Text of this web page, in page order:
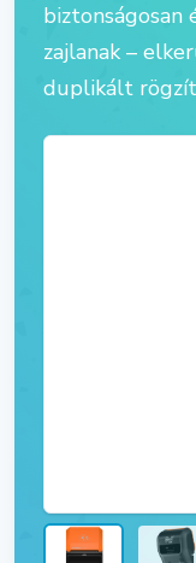
zajlanak –
duplikált